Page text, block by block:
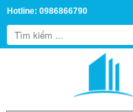
Hotline: 0986866790